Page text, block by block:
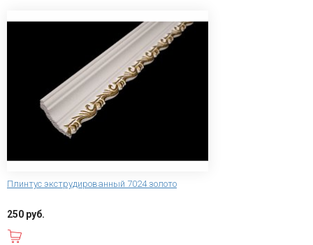
Плинтус экструдированный 7024 золото
250 руб.